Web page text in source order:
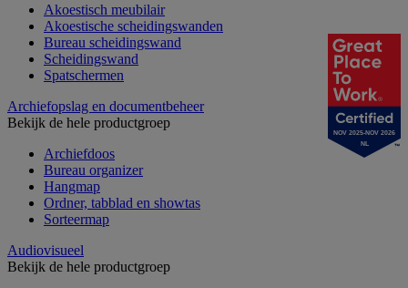
Akoestisch meubilair
Akoestische scheidingswanden
Bureau scheidingswand
Scheidingswand
Spatschermen
Archiefopslag en documentbeheer
Bekijk de hele productgroep
Archiefdoos
Bureau organizer
Hangmap
Ordner, tabblad en showtas
Sorteermap
Audiovisueel
Bekijk de hele productgroep
NOV 2025-NOV 2026
NL